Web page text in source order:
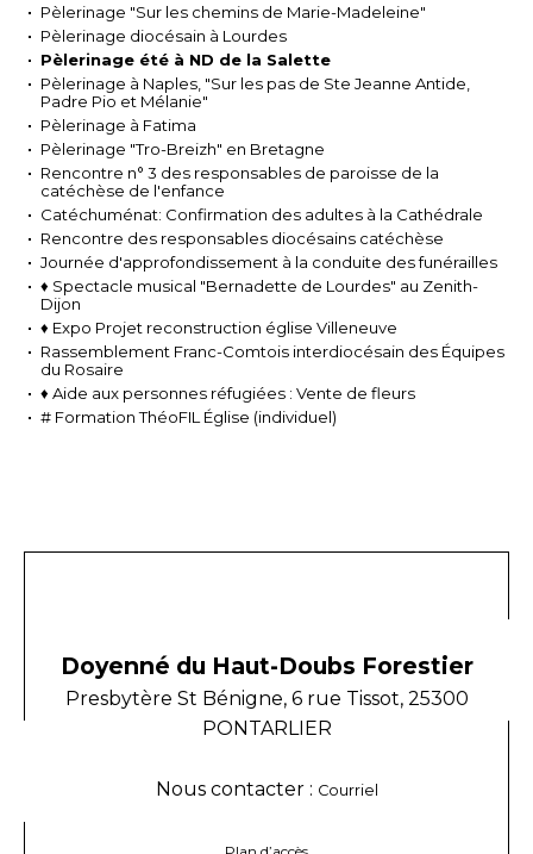
Pèlerinage "Sur les chemins de Marie-Madeleine"
Pèlerinage diocésain à Lourdes
Pèlerinage été à ND de la Salette
Pèlerinage à Naples, "Sur les pas de Ste Jeanne Antide,
Padre Pio et Mélanie"
Pèlerinage à Fatima
Pèlerinage "Tro-Breizh" en Bretagne
Rencontre n° 3 des responsables de paroisse de la
catéchèse de l'enfance
Catéchuménat: Confirmation des adultes à la Cathédrale
Rencontre des responsables diocésains catéchèse
Journée d'approfondissement à la conduite des funérailles
♦ Spectacle musical "Bernadette de Lourdes" au Zenith-
Dijon
♦ Expo Projet reconstruction église Villeneuve
Rassemblement Franc-Comtois interdiocésain des Équipes
du Rosaire
♦ Aide aux personnes réfugiées : Vente de fleurs
# Formation ThéoFIL Église (individuel)
Doyenné du Haut-Doubs Forestier
Presbytère St Bénigne, 6 rue Tissot, 25300
PONTARLIER
Nous contacter : Courriel